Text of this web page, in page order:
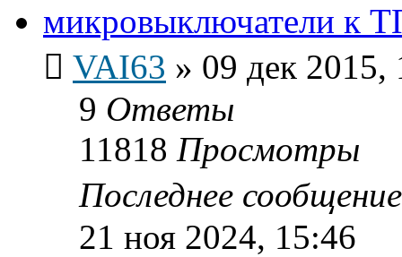
микровыключатели к
VAI63 » 09 дек 2015,
9 Ответы
11818 Просмотры
Последнее
21 ноя 2024, 15:46